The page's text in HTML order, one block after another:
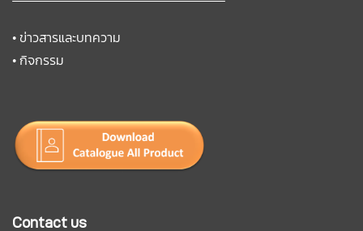
•ข่าวสารและบทความ
•กิจกรรม
Contact us